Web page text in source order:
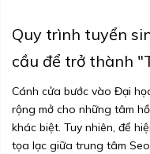
Quy trình tuyển
cầu để trở thành
Cánh cửa bước vào Đại
rộng mở cho những tâm
khác biệt. Tuy nhiên, để
tọa lạc giữa trung tâm